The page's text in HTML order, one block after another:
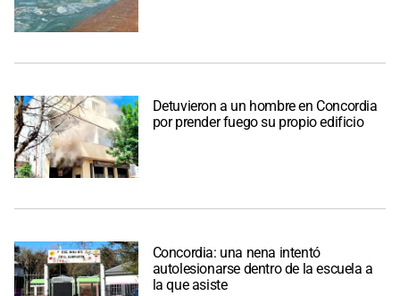
Detuvieron a un hombre en Concordia
por prender fuego su propio edificio
Concordia: una nena intentó
autolesionarse dentro de la escuela a
la que asiste